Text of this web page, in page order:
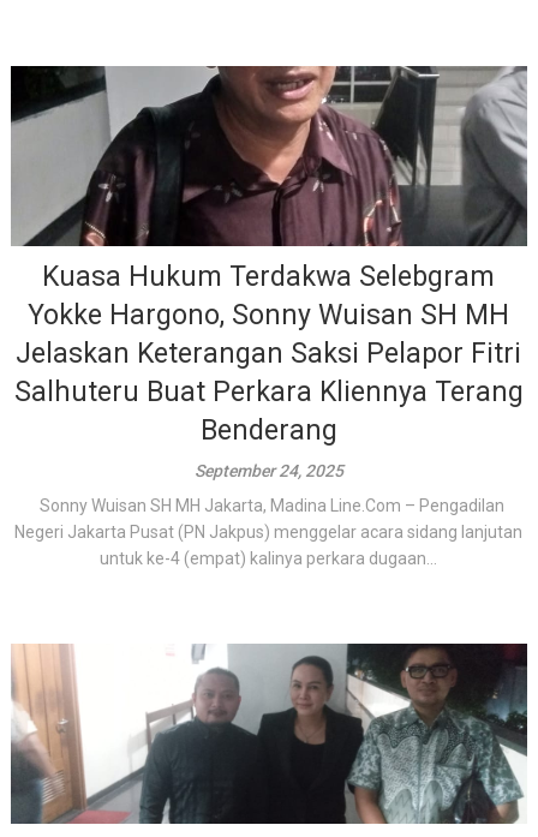
Kuasa Hukum Terdakwa Selebgram
Yokke Hargono, Sonny Wuisan SH MH
Jelaskan Keterangan Saksi Pelapor Fitri
Salhuteru Buat Perkara Kliennya Terang
Benderang
September 24, 2025
Sonny Wuisan SH MH Jakarta, Madina Line.Com – Pengadilan
Negeri Jakarta Pusat (PN Jakpus) menggelar acara sidang lanjutan
untuk ke-4 (empat) kalinya perkara dugaan...